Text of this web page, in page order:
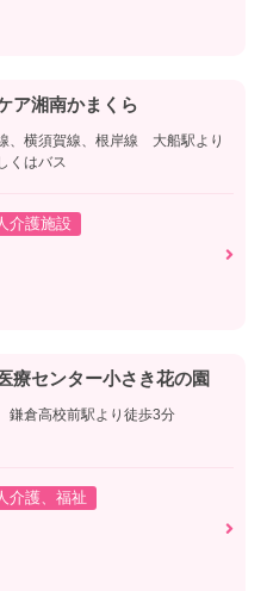
ア湘南かまくら
、横須賀線、根岸線 大船駅より
くはバス
介護施設
療センター小さき花の園
倉高校前駅より徒歩3分
介護、福祉